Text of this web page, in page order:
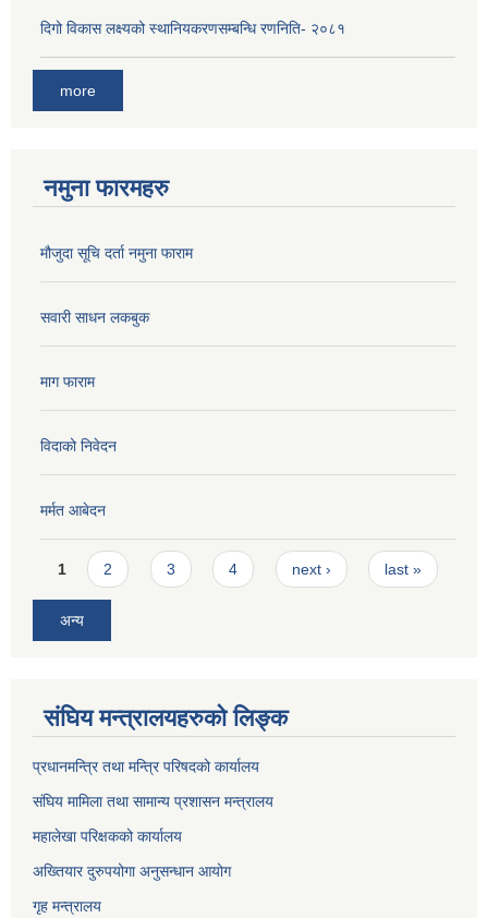
दिगो विकास लक्ष्यको स्थानियकरणसम्बन्धि रणनिति- २०८१
more
नमुना फारमहरु
मौजुदा सूचि दर्ता नमुना फाराम
सवारी साधन लकबुक
माग फाराम
विदाको निवेदन
मर्मत आबेदन
Pages
1 2 3 4 next › last »
अन्य
संघिय मन्त्रालयहरुको लिङ्‍क
प्रधानमन्त्रि तथा मन्त्रि परिषदको कार्यालय
संघिय मामिला तथा सामान्य प्रशासन मन्त्रालय
महालेखा परिक्षकको कार्यालय
अख्तियार दुरुपयोगा अनुसन्धान आयोग
गृह मन्त्रालय